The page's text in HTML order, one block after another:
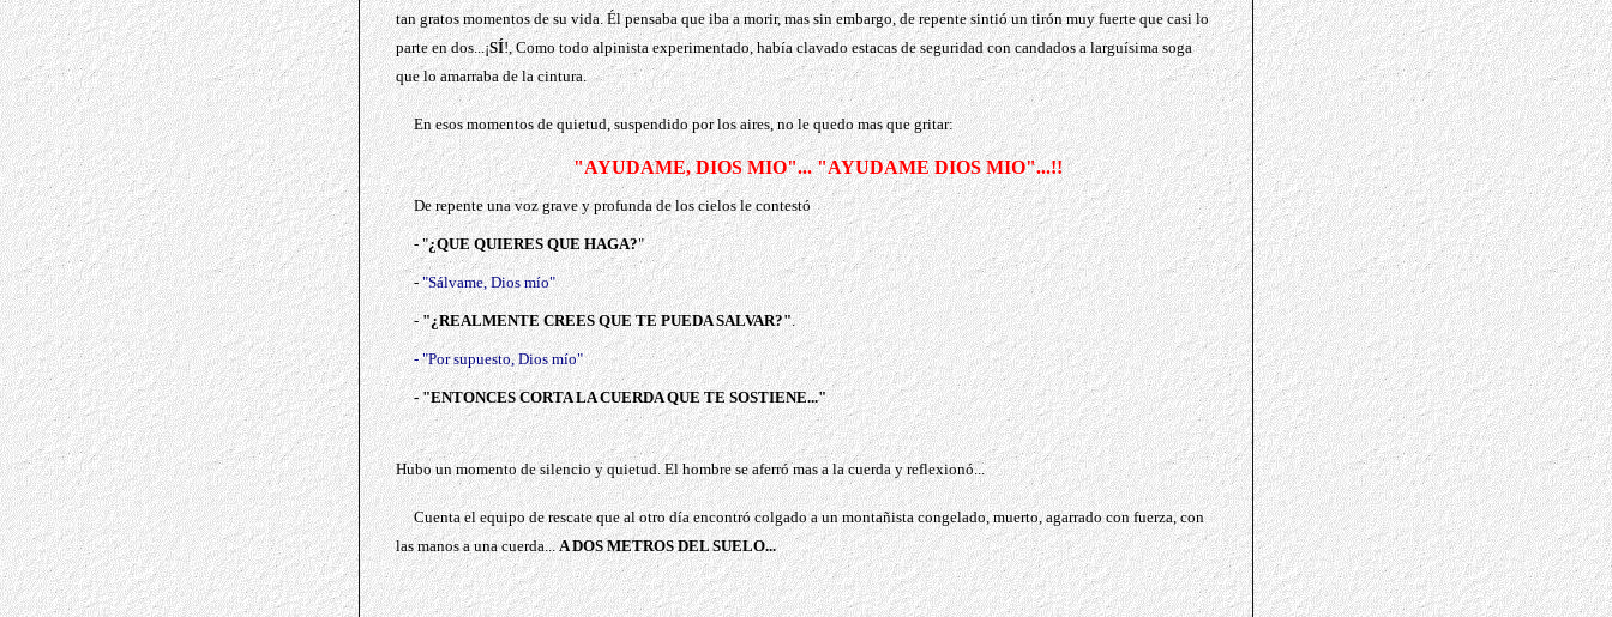
tan gratos momentos de su vida. Él pensaba que iba a morir, mas sin embargo, de repente sintió un tirón muy fuerte que casi lo
parte en dos...¡SÍ!, Como todo alpinista experimentado, había clavado estacas de seguridad con candados a larguísima soga
que lo amarraba de la cintura.
En esos momentos de quietud, suspendido por los aires, no le quedo mas que gritar:
"AYUDAME, DIOS MIO"... "AYUDAME DIOS MIO"...!!
De repente una voz grave y profunda de los cielos le contestó
-"¿QUE QUIERES QUE HAGA?"
- "Sálvame, Dios mío"
- "¿REALMENTE CREES QUE TE PUEDA SALVAR?".
- "Por supuesto, Dios mío"
-"ENTONCES CORTA LA CUERDA QUE TE SOSTIENE..."
Hubo un momento de silencio y quietud. El hombre se aferró mas a la cuerda y reflexionó...
Cuenta el equipo de rescate que al otro día encontró colgado a un montañista congelado, muerto, agarrado con fuerza, con
las manos a una cuerda...A DOS METROS DEL SUELO...